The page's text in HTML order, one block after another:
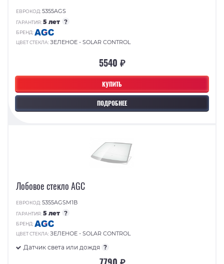
КУПИТЬ
ПОДРОБНЕЕ
ЕВРОКОД:5355AGS
ГАРАНТИЯ:5 лет ?
БРЕНД:
ЦВЕТ СТЕКЛА:ЗЕЛЕНОЕ - SOLAR CONTROL
5540 ₽
Лобовое стекло AGC
ЕВРОКОД:5355AGSM1B
ГАРАНТИЯ:5 лет ?
БРЕНД:
ЦВЕТ СТЕКЛА:ЗЕЛЕНОЕ - SOLAR CONTROL
Датчик света или дождя ?